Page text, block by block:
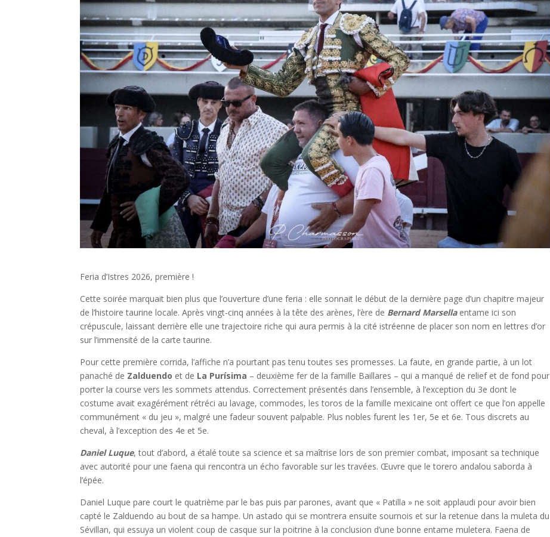
Feria d’Istres 2026, première !
Cette soirée marquait bien plus que l’ouverture d’une feria : elle sonnait le début de la dernière page d’un chapitre majeur
de l’histoire taurine locale. Après vingt-cinq années à la tête des arènes, l’ère de Bernard Marsellaentame ici son
crépuscule, laissant derrière elle une trajectoire riche qui aura permis à la cité istréenne de placer son nom en lettres d’or
sur l’immensité de la carte taurine.
Pour cette première corrida, l’affiche n’a pourtant pas tenu toutes ses promesses. La faute, en grande partie, à un lot
panaché de Zalduendo et de La Purísima – deuxième fer de la famille Baillares – qui a manqué de relief et de fond pour
porter la course vers les sommets attendus. Correctement présentés dans l’ensemble, à l’exception du 3e dont le
costume avait exagérément rétréci au lavage, commodes, les toros de la famille mexicaine ont offert ce que l’on appelle
communément « du jeu », malgré une fadeur souvent palpable. Plus nobles furent les 1er, 5e et 6e. Tous discrets au
cheval, à l’exception des 4e et 5e.
Daniel Luque, tout d’abord, a étalé toute sa science et sa maîtrise lors de son premier combat, imposant sa technique
avec autorité pour une faena qui rencontra un écho favorable sur les travées. Œuvre que le torero andalou saborda à
l’épée.
Daniel Luque pare court le quatrième par le bas puis par parones, avant que « Patilla » ne soit applaudi pour avoir bien
capté le Zalduendo au bout de sa hampe. Un astado qui se montrera ensuite sournois et sur la retenue dans la muleta du
Sévillan, qui essuya un violent coup de casque sur la poitrine à la conclusion d’une bonne entame muletera. Faena de